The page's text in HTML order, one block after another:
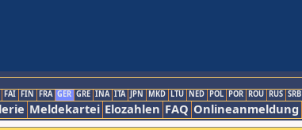
FAI FIN FRA GER GRE INA ITA JPN MKD LTU NED POL POR ROU RUS SRB
Meldekartei Elozahlen FAQ Onlineanmeldung